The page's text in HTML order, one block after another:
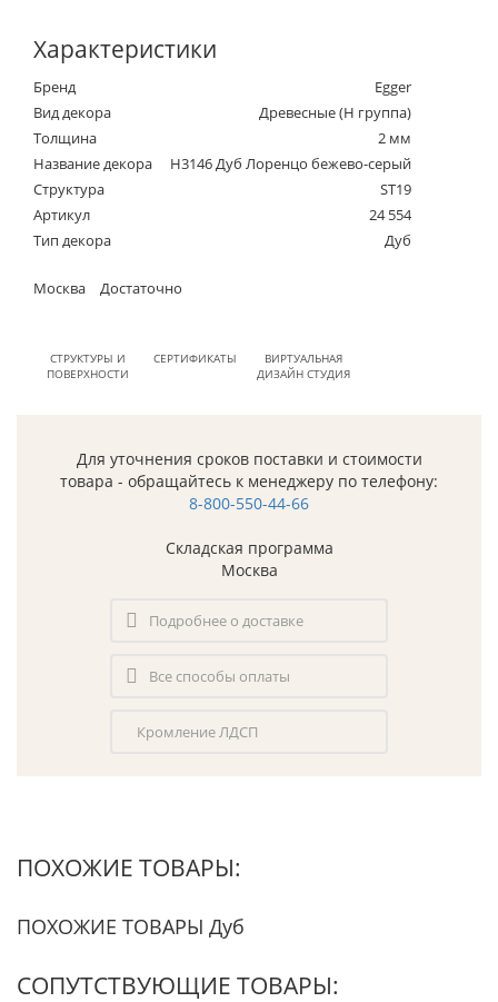
Характеристики
Бренд
Egger
Вид декора
Древесные (Н группа)
Толщина
2 мм
Название декора
H3146 Дуб Лоренцо бежево-серый
Структура
ST19
Артикул
24 554
Тип декора
Дуб
Москва Достаточно
СТРУКТУРЫ И
ПОВЕРХНОСТИ
СЕРТИФИКАТЫ
ВИРТУАЛЬНАЯ
ДИЗАЙН СТУДИЯ
Для уточнения сроков поставки и стоимости
товара - обращайтесь к менеджеру по телефону:
8-800-550-44-66
Складская программа
Москва
Подробнее о доставке
Все способы оплаты
Кромление ЛДСП
ПОХОЖИЕ ТОВАРЫ:
ПОХОЖИЕ ТОВАРЫ Дуб
СОПУТСТВУЮЩИЕ ТОВАРЫ: